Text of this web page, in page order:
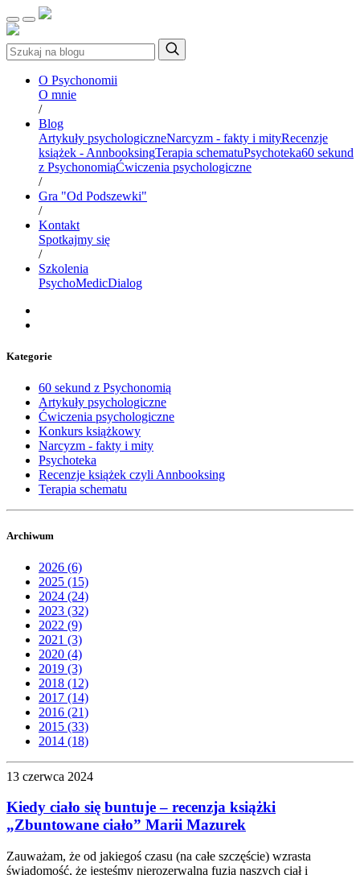
O Psychonomii
O mnie
/
Blog
Artykuły psychologiczneNarcyzm - fakty i mityRecenzje
książek - AnnbooksingTerapia schematuPsychoteka60 sekund
z PsychonomiąĆwiczenia psychologiczne
/
Gra "Od Podszewki"
/
Kontakt
Spotkajmy się
/
Szkolenia
PsychoMedicDialog
Kategorie
60 sekund z Psychonomią
Artykuły psychologiczne
Ćwiczenia psychologiczne
Konkurs książkowy
Narcyzm - fakty i mity
Psychoteka
Recenzje książek czyli Annbooksing
Terapia schematu
Archiwum
2026 (6)
2025 (15)
2024 (24)
2023 (32)
2022 (9)
2021 (3)
2020 (4)
2019 (3)
2018 (12)
2017 (14)
2016 (21)
2015 (33)
2014 (18)
13 czerwca 2024
Kiedy ciało się buntuje – recenzja książki
„Zbuntowane ciało” Marii Mazurek
Zauważam, że od jakiegoś czasu (na całe szczęście) wzrasta
świadomość, że jesteśmy nierozerwalną fuzją naszych ciał i